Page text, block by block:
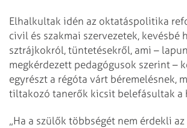
Elhalkultak idén az oktatáspolitika
civil és szakmai szervezetek, kevésbé
sztrájkokról, tüntetésekről, ami –
megkérdezett pedagógusok szerint –
egyrészt a régóta várt béremelésnek,
tiltakozó tanerők kicsit belefásultak a
„Ha a szülők többségét nem érdekli